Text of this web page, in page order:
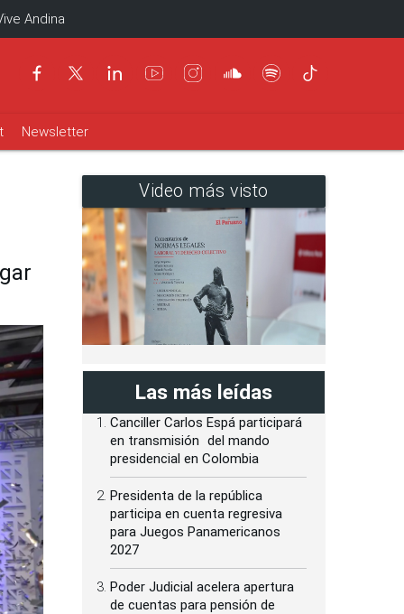
Andina
Newsletter
Video más visto
Las más leídas
Canciller Carlos Espá participará
en transmisión del mando
presidencial en Colombia
Presidenta de la república
participa en cuenta regresiva
para Juegos Panamericanos
2027
Poder Judicial acelera apertura
de cuentas para pensión de